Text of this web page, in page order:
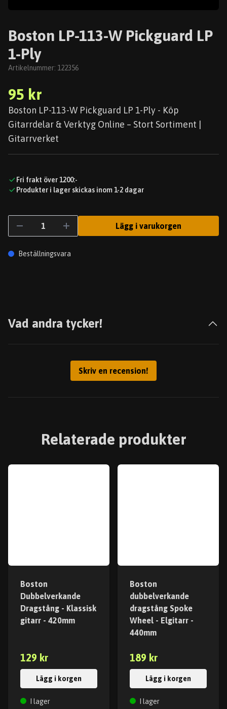
Boston LP-113-W Pickguard LP
1-Ply
Artikelnummer: 122356
95 kr
Boston LP-113-W Pickguard LP 1-Ply - Köp
Gitarrdelar & Verktyg Online – Stort Sortiment |
Gitarrverket
Fri frakt över 1200:-
Produkter i lager skickas inom 1-2 dagar
Lägg i varukorgen
Beställningsvara
Vad andra tycker!
Skriv en recension!
Relaterade produkter
Boston
Dubbelverkande
Dragstång - Klassisk
gitarr - 420mm
129 kr
Lägg i korgen
I lager
Boston
dubbelverkande
dragstång Spoke
Wheel - Elgitarr -
440mm
189 kr
Lägg i korgen
I lager